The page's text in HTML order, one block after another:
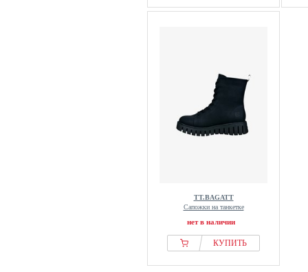
TT.BAGATT
Сапожки на танкетке
нет в наличии
КУПИТЬ